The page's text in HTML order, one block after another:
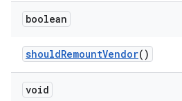
boolean
shouldRemountVendor()
void